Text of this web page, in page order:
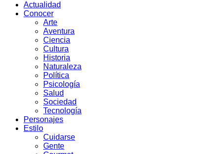
Actualidad
Conocer
Arte
Aventura
Ciencia
Cultura
Historia
Naturaleza
Política
Psicología
Salud
Sociedad
Tecnología
Personajes
Estilo
Cuidarse
Gente